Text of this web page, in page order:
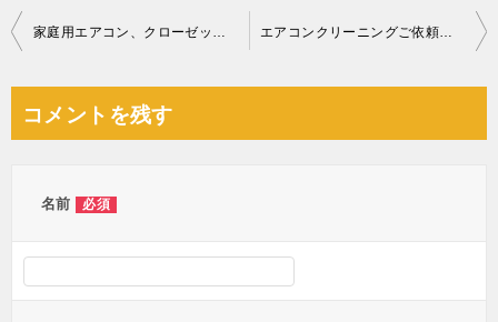
投
ビ
家庭用エアコン、クローゼット、食器棚、テレビ台、下駄箱等の回収 エアコンクリーニングご依頼 お客様の声
コメントを残す
名前 必須